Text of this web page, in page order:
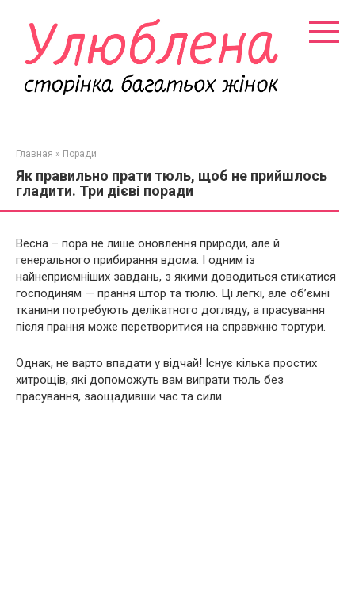
контенту
Главная » Поради
Як правильно прати тюль, щоб не прийшлось
гладити. Три дієві поради
Весна – пора не лише оновлення природи, але й
генерального прибирання вдома. І одним із
найнеприємніших завдань, з якими доводиться стикатися
господиням — прання штор та тюлю. Ці легкі, але об’ємні
тканини потребують делікатного догляду, а прасування
після прання може перетворитися на справжню тортури.
Однак, не варто впадати у відчай! Існує кілька простих
хитрощів, які допоможуть вам випрати тюль без
прасування, заощадивши час та сили.